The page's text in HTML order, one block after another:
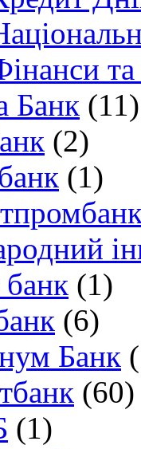
Банк (11)
(2)
(1)
(1)
(6)
Банк
(60)
(1)